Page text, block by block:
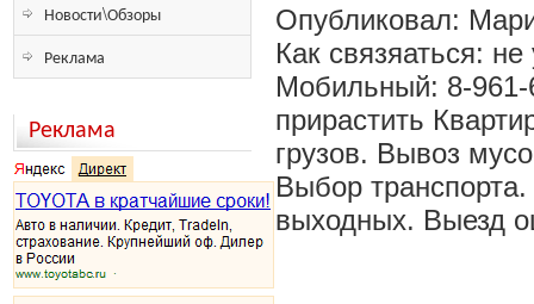
Новости\Обзоры
Реклама
Реклама
Опубликовал:
Как связяаться: не
Мобильный: 8-961-
прирастить
грузов. Вывоз
Выбор
выходных. Выезд